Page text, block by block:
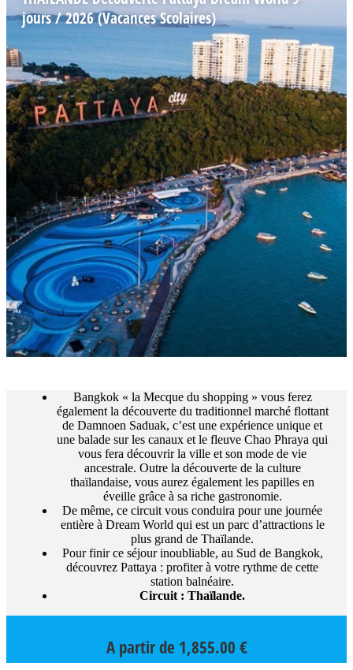
jours / 2026 (Vacances Scolaires)
Bangkok « la Mecque du shopping » vous ferez
également la découverte du traditionnel marché flottant
de Damnoen Saduak, c’est une expérience unique et
une balade sur les canaux et le fleuve Chao Phraya qui
vous fera découvrir la ville et son mode de vie
ancestrale. Outre la découverte de la culture
thaïlandaise, vous aurez également les papilles en
éveille grâce à sa riche gastronomie.
De même, ce circuit vous conduira pour une journée
entière à Dream World qui est un parc d’attractions le
plus grand de Thaïlande.
Pour finir ce séjour inoubliable, au Sud de Bangkok,
découvrez Pattaya : profiter à votre rythme de cette
station balnéaire.
Circuit : Thaïlande.
A partir de 1,855.00 €